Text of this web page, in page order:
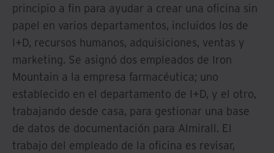
principio a fin para ayudar a crear una oficina sin
papel en varios departamentos, incluidos los de
I+D, recursos humanos, adquisiciones, ventas y
marketing. Se asignó dos empleados de Iron
Mountain a la empresa farmacéutica; uno
establecido en el departamento de I+D, y el otro,
trabajando desde casa, para gestionar una base
de datos de documentación para Almirall. El
trabajo del empleado de la oficina es revisar,